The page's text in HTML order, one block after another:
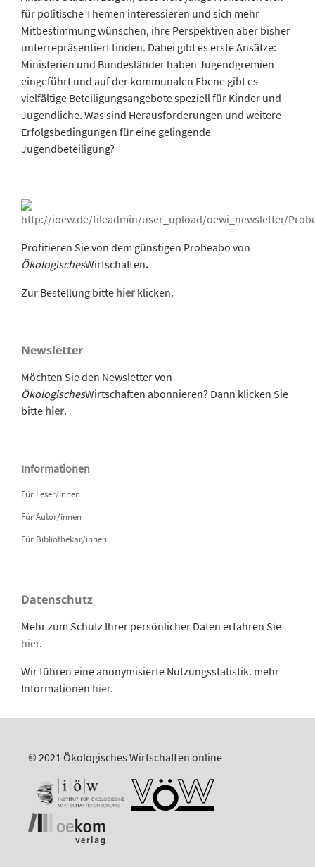
für politische Themen interessieren und sich mehr
Mitbestimmung wünschen, ihre Perspektiven aber bisher
unterrepräsentiert finden. Dabei gibt es erste Ansätze:
Ministerien und Bundesländer haben Jugendgremien
eingeführt und auf der kommunalen Ebene gibt es
vielfältige Beteiligungsangebote speziell für Kinder und
Jugendliche. Was sind Herausforderungen und weitere
Erfolgsbedingungen für eine gelingende
Jugendbeteiligung?
Profitieren Sie von dem günstigen Probeabo von
ÖkologischesWirtschaften.
Zur Bestellung bitte hier klicken.
Newsletter
Möchten Sie den Newsletter von
ÖkologischesWirtschaften abonnieren? Dann klicken Sie
bitte hier.
Informationen
Für Leser/innen
Für Autor/innen
Für Bibliothekar/innen
Datenschutz
Mehr zum Schutz Ihrer persönlicher Daten erfahren Sie
hier.
Wir führen eine anonymisierte Nutzungsstatistik. mehr
Informationen hier.
© 2021 Ökologisches Wirtschaften online